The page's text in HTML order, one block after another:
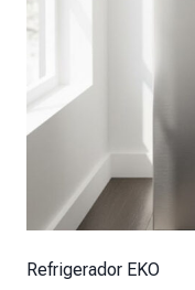
Refrigerador EKO